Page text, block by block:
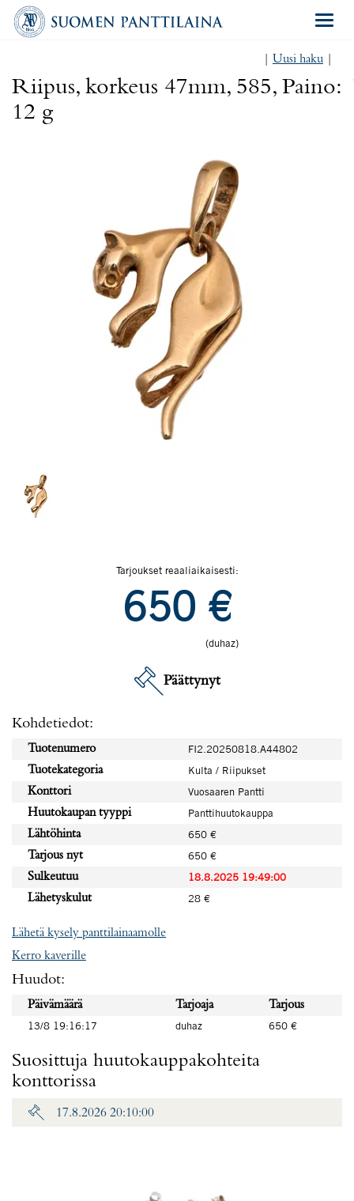
Uusi haku
Riipus, korkeus 47mm, 585, Paino:
12 g
Tarjoukset reaaliaikaisesti:
650 €
(duhaz)
Päättynyt
Kohdetiedot:
Tuotenumero
FI2.20250818.A44802
Tuotekategoria
Kulta / Riipukset
Konttori
Vuosaaren Pantti
Huutokaupan tyyppi
Panttihuutokauppa
Lähtöhinta
650 €
Tarjous nyt
650 €
Sulkeutuu
18.8.2025 19:49:00
Lähetyskulut
28 €
Lähetä kysely panttilainaamolle
Kerro kaverille
Huudot:
Päivämäärä Tarjoaja
Tarjous
13/8 19:16:17
duhaz 650 €
Suosittuja huutokauppakohteita
konttorissa
17.8.2026 20:10:00